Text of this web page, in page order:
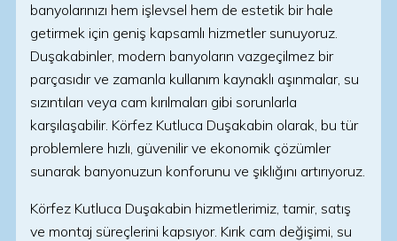
banyolarınızı hem işlevsel hem de estetik bir hale
getirmek için geniş kapsamlı hizmetler sunuyoruz.
Duşakabinler, modern banyoların vazgeçilmez bir
parçasıdır ve zamanla kullanım kaynaklı aşınmalar, su
sızıntıları veya cam kırılmaları gibi sorunlarla
karşılaşabilir. Körfez Kutluca Duşakabin olarak, bu tür
problemlere hızlı, güvenilir ve ekonomik çözümler
sunarak banyonuzun konforunu ve şıklığını artırıyoruz.
Körfez Kutluca Duşakabin hizmetlerimiz, tamir, satış
ve montaj süreçlerini kapsıyor. Kırık cam değişimi, su